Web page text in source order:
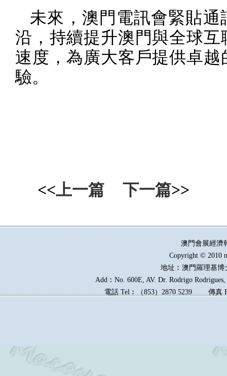
未來，澳門電訊會緊貼通
沿，持續提升澳門與全球互
速度，為廣大客戶提供卓越
驗。
<<上一篇 下一篇>>
澳門會展經
Copyright © 2010
地址︰澳門羅理基博
Add︰No. 600E, AV. Dr. Rodrigo
電話 Tel︰（853）2870 5239傳真